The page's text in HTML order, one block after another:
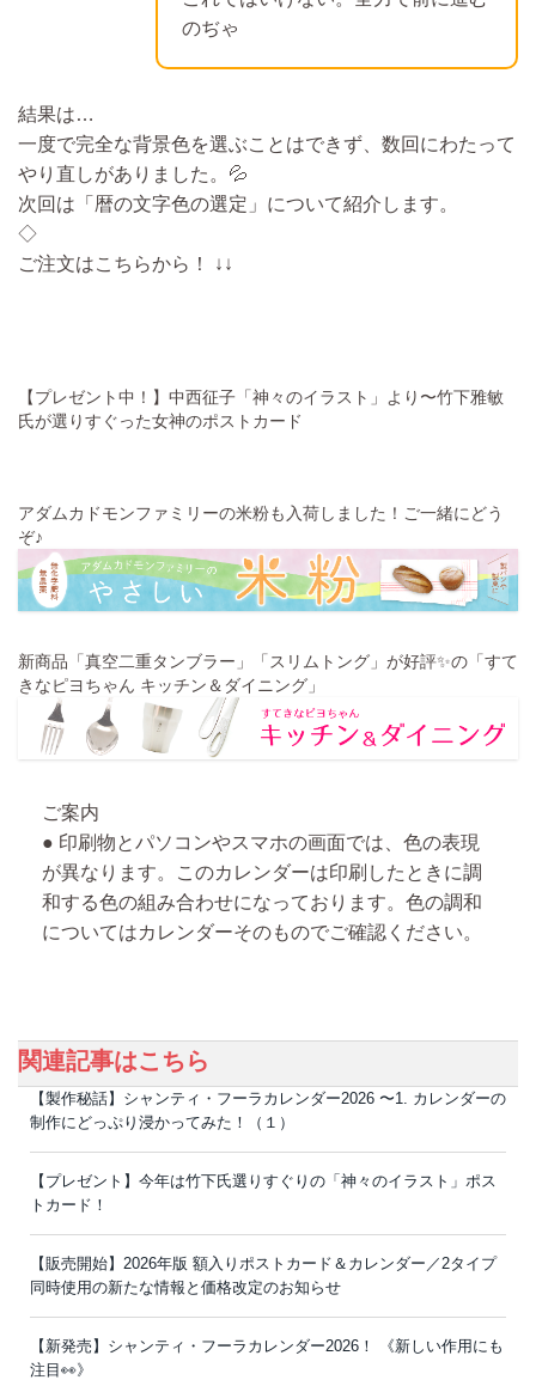
のぢゃ
結果は…
一度で完全な背景色を選ぶことはできず、数回にわたって
やり直しがありました。💦
次回は「暦の文字色の選定」について紹介します。
◇
ご注文はこちらから！ ↓↓
【プレゼント中！】中西征子「神々のイラスト」より〜竹下雅敏
氏が選りすぐった女神のポストカード
アダムカドモンファミリーの米粉も入荷しました！ご一緒にどう
ぞ♪
新商品「真空二重タンブラー」「スリムトング」が好評✨️の「すて
きなピヨちゃん キッチン＆ダイニング」
ご案内
● 印刷物とパソコンやスマホの画面では、色の表現
が異なります。このカレンダーは印刷したときに調
和する色の組み合わせになっております。色の調和
についてはカレンダーそのものでご確認ください。
関連記事はこちら
【製作秘話】シャンティ・フーラカレンダー2026 〜1. カレンダーの
制作にどっぷり浸かってみた！（１）
【プレゼント】今年は竹下氏選りすぐりの「神々のイラスト」ポス
トカード！
【販売開始】2026年版 額入りポストカード＆カレンダー／2タイプ
同時使用の新たな情報と価格改定のお知らせ
【新発売】シャンティ・フーラカレンダー2026！ 《新しい作用にも
注目👀》